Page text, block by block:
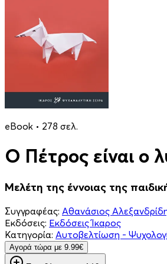
eBook • 278 σελ.
Ο Πέτρος είναι ο
Μελέτη της έννοιας της
Συγγραφέας: Αθανάσιος
Εκδόσεις: Εκδόσεις Ίκαρος
Κατηγορία: Αυτοβελτίωση -
Aγορά τώρα με 9.99€